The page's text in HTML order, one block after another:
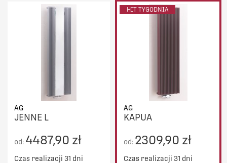
AG
JENNE L
od: 4487,90 zł
Czas realizacji 31 dni
HIT TYGODNIA
AG
KAPUA
od: 2309,90 zł
Czas realizacji 31 dni